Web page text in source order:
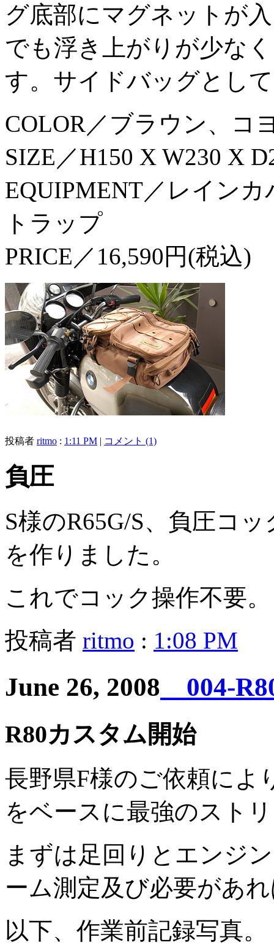
グ底部にマグネットが
でも浮き上がりが少な
す。サイドバッグとし
COLOR／ブラウン、コ
SIZE／H150 X W230 X
EQUIPMENT／レイン
トラップ
PRICE／16,590円(税込
投稿者 ritmo : 1:11 PM | コメント (1)
負圧
S様のR65G/S、負圧コ
を作りました。
これでコック操作不要。
投稿者 ritmo : 1:08 PM
June 26, 2008 004-
R80カスタム開始
長野県F様のご依頼によ
をベースに最強のスト
まずは足回りとエンジ
ーム測定及び必要があ
以下、作業前記録写真。